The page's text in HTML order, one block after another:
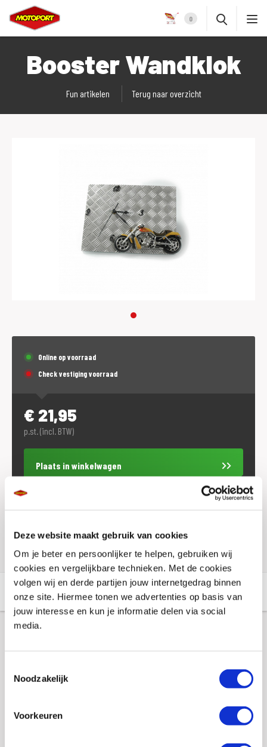
Deze website maakt gebruik van cookies
Om je beter en persoonlijker te helpen, gebruiken wij
cookies en vergelijkbare technieken. Met de cookies
volgen wij en derde partijen jouw internetgedrag binnen
onze site. Hiermee tonen we advertenties op basis van
jouw interesse en kun je informatie delen via social
media.
Noodzakelijk
Voorkeuren
0
Booster Wandklok
Fun artikelen Terug naar overzicht
Online op voorraad
Check vestiging voorraad
€ 21,95
p.st. (incl. BTW)
Plaats in winkelwagen
Check de voorraad eenvoudig en snel online
Aanvullende informatie Winkelvoorraad
Merk